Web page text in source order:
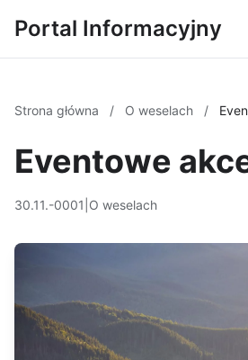
Portal Informacyjny
Strona główna / O weselach /
Eventowe
30.11.-0001 O weselach